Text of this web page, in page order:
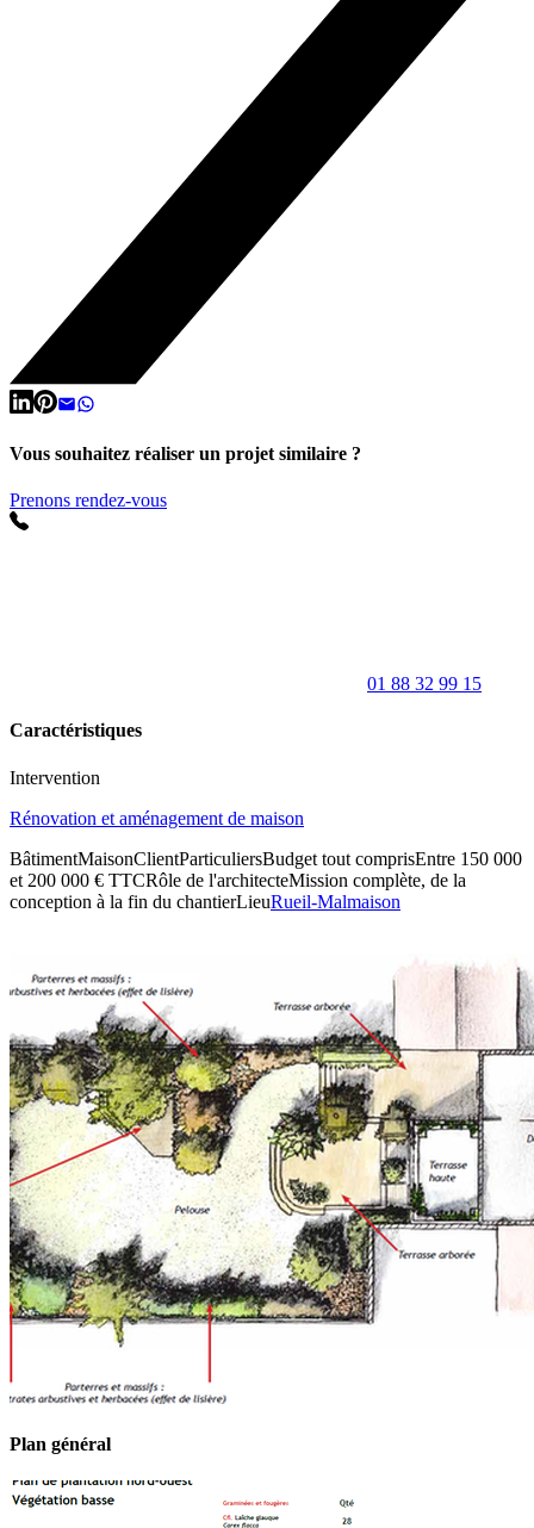
Vous souhaitez réaliser un projet similaire ?
Prenons rendez-vous
01 88 32 99 15
Caractéristiques
Intervention
Rénovation et aménagement de maison
BâtimentMaisonClientParticuliersBudget tout comprisEntre 150 000
et 200 000 € TTCRôle de l'architecteMission complète, de la
conception à la fin du chantierLieuRueil-Malmaison
Plan général